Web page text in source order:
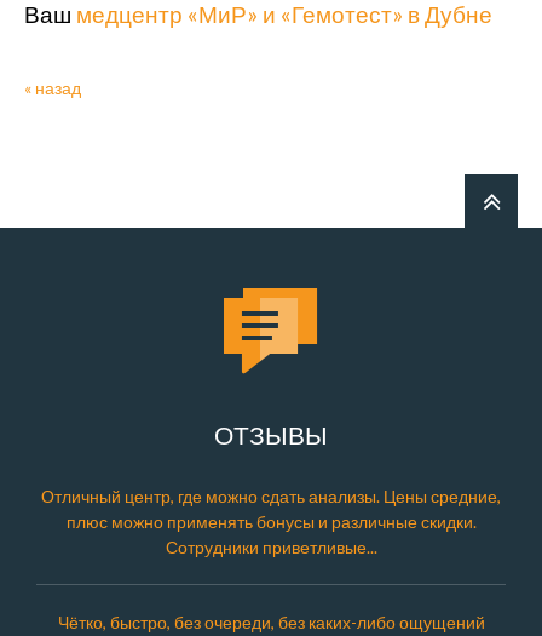
Ваш медцентр «МиР» и «Гемотест» в Дубне
« назад
ОТЗЫВЫ
Отличный центр, где можно сдать анализы. Цены средние,
плюс можно применять бонусы и различные скидки.
Сотрудники приветливые...
Чётко, быстро, без очереди, без каких-либо ощущений